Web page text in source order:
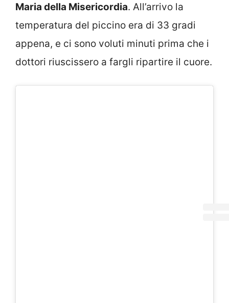
Maria della Misericordia. All’arrivo la
temperatura del piccino era di 33 gradi
appena, e ci sono voluti minuti prima che i
dottori riuscissero a fargli ripartire il cuore.